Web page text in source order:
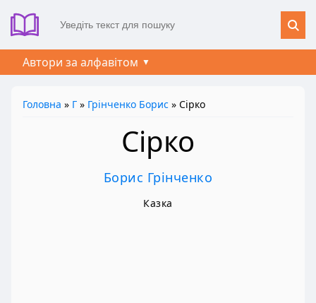
Автори за алфавітом
Головна » Г » Грінченко Борис » Сірко
Сірко
Борис Грінченко
Казка